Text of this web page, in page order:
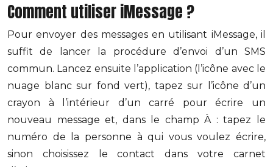
Comment utiliser iMessage ?
Pour envoyer des messages en utilisant iMessage, il
suffit de lancer la procédure d’envoi d’un SMS
commun. Lancez ensuite l’application (l’icône avec le
nuage blanc sur fond vert), tapez sur l’icône d’un
crayon à l’intérieur d’un carré pour écrire un
nouveau message et, dans le champ À : tapez le
numéro de la personne à qui vous voulez écrire,
sinon choisissez le contact dans votre carnet